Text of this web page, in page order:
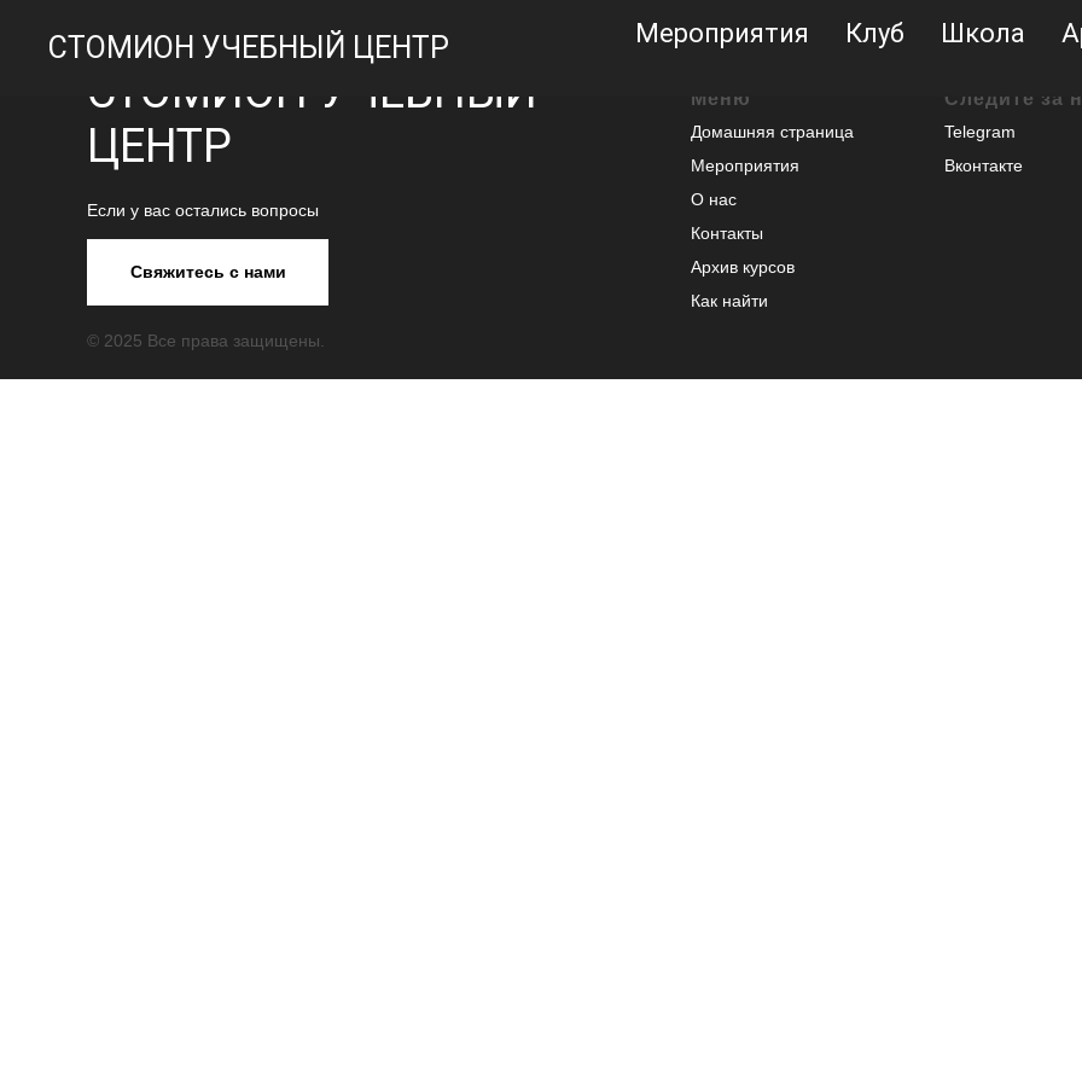
СТОМИОН УЧЕБНЫЙ ЦЕНТР Мероприятия Клуб Школа
© 2025 Все права защищены.
Меню
Домашняя страница
Следите за
Telegram
СТОМИОН УЧЕБНЫЙ
ЦЕНТР
Вконтакте
Контакты
О нас
Мероприятия
Архив курсов
Как найти
Свяжитесь с нами
Если у вас остались вопросы